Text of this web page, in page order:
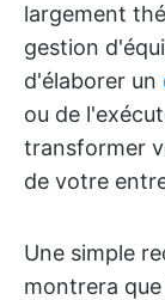
largement
gestion
d'élaborer un
ou de
transformer
de votre
Une simple
montrera